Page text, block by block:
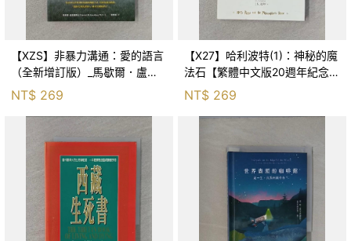
【XZS】非暴力溝通：愛的語言
（全新增訂版）_馬歇爾．盧森
堡, 蕭寶森
NT$ 269
【X27】哈利波特(1)：神秘的魔
法石【繁體中文版20週年紀念】
NT$ 269